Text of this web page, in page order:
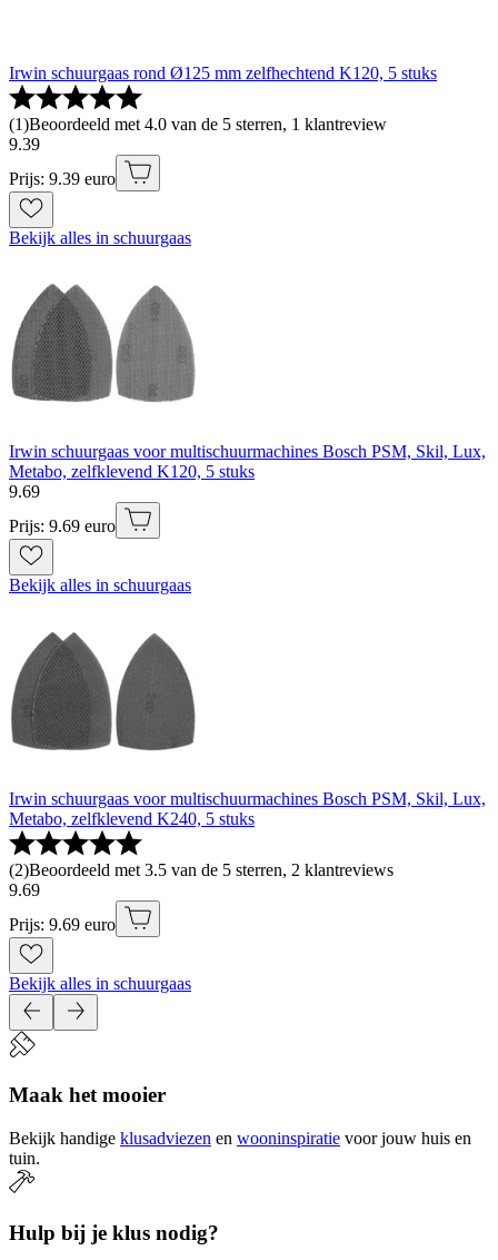
Irwin schuurgaas rond Ø125 mm zelfhechtend K120, 5 stuks
(1)Beoordeeld met 4.0 van de 5 sterren, 1 klantreview
9.39
Prijs: 9.39 euro
Bekijk alles in schuurgaas
Irwin schuurgaas voor multischuurmachines Bosch PSM, Skil, Lux,
Metabo, zelfklevend K120, 5 stuks
9.69
Prijs: 9.69 euro
Bekijk alles in schuurgaas
Irwin schuurgaas voor multischuurmachines Bosch PSM, Skil, Lux,
Metabo, zelfklevend K240, 5 stuks
(2)Beoordeeld met 3.5 van de 5 sterren, 2 klantreviews
9.69
Prijs: 9.69 euro
Bekijk alles in schuurgaas
Maak het mooier
Bekijk handige klusadviezen en wooninspiratie voor jouw huis en
tuin.
Hulp bij je klus nodig?